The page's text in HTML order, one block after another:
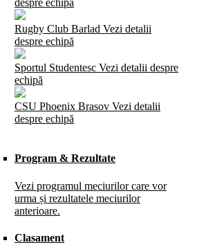
despre echipă
Rugby Club Barlad Vezi detalii
despre echipă
Sportul Studentesc Vezi detalii despre
echipă
CSU Phoenix Brasov Vezi detalii
despre echipă
Program & Rezultate
Vezi programul meciurilor care vor
urma și rezultatele meciurilor
anterioare.
Clasament